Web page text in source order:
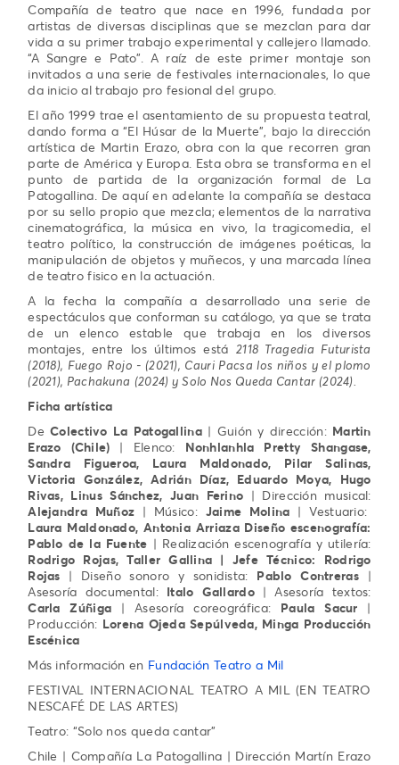
Compañía de teatro que nace en 1996, fundada por
artistas de diversas disciplinas que se mezclan para dar
vida a su primer trabajo experimental y callejero llamado.
“A Sangre e Pato”. A raíz de este primer montaje son
invitados a una serie de festivales internacionales, lo que
da inicio al trabajo pro fesional del grupo.
El año 1999 trae el asentamiento de su propuesta teatral,
dando forma a “El Húsar de la Muerte”, bajo la dirección
artística de Martin Erazo, obra con la que recorren gran
parte de América y Europa. Esta obra se transforma en el
punto de partida de la organización formal de La
Patogallina. De aquí en adelante la compañía se destaca
por su sello propio que mezcla; elementos de la narrativa
cinematográfica, la música en vivo, la tragicomedia, el
teatro político, la construcción de imágenes poéticas, la
manipulación de objetos y muñecos, y una marcada línea
de teatro fisico en la actuación.
A la fecha la compañía a desarrollado una serie de
espectáculos que conforman su catálogo, ya que se trata
de un elenco estable que trabaja en los diversos
montajes, entre los últimos está 2118 Tragedia Futurista
(2018), Fuego Rojo - (2021), Cauri Pacsa los niños y el plomo
(2021), Pachakuna (2024) y Solo Nos Queda Cantar (2024).
Ficha artística
De Colectivo La Patogallina| Guión y dirección: Martin
Erazo (Chile) | Elenco: Nonhlanhla Pretty
Shangase,
Sandra Figueroa, Laura Maldonado, Pilar Salinas,
Victoria González, Adrián Díaz, Eduardo Moya, Hugo
Rivas, Linus Sánchez, Juan Ferino | Dirección musical:
Alejandra Muñoz | Músico: Jaime Molina | Vestuario:
Laura Maldonado, Antonia Arriaza Diseño escenografía:
Pablo de la Fuente | Realización escenografía y utilería:
Rodrigo Rojas, Taller Gallina | Jefe Técnico: Rodrigo
Rojas | Diseño sonoro y sonidista: Pablo Contreras|
Asesoría documental: Italo Gallardo| Asesoría textos:
Carla Zúñiga | Asesoría coreográfica: Paula Sacur |
Producción: Lorena Ojeda Sepúlveda, Minga Producción
Escénica
Más información en Fundación Teatro a Mil
FESTIVAL INTERNACIONAL TEATRO A MIL (EN TEATRO
NESCAFÉ DE LAS ARTES)
Teatro: “Solo nos queda cantar”
Chile | Compañía La Patogallina | Dirección Martín Erazo